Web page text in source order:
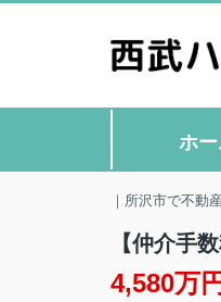
ホ
｜所沢市で不動
【仲介手
4,580万円